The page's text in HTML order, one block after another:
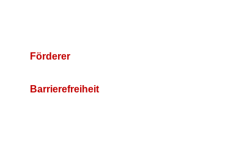
Förderer
Barrierefreiheit